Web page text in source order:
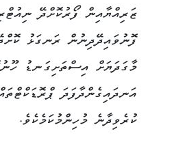
ޒަރިއްޔާއިން ފޯރުކޮށްދޭ
ފޮނުވައިދޭދިނުން ރަނގަޅު
މާގަދަޔަށް އިސްތަށިގަނޑު
އަނދައިގެންދާފަދަ
ކުރެވިދާނެ މުހިންމުކަމެކެވެ.